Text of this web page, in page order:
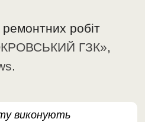
робіт
ГЗК»,
.
виконують